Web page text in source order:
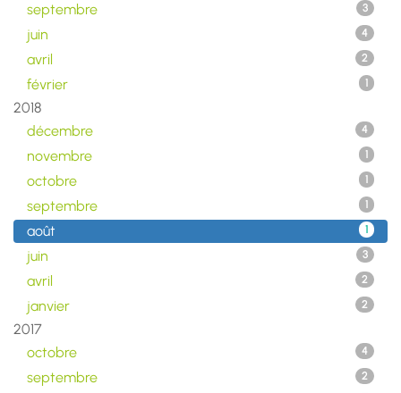
septembre 3
juin 4
avril 2
février 1
2018
décembre
4
novembre 1
octobre 1
septembre 1
août 1
juin 3
avril 2
janvier 2
2017
octobre
4
septembre 2